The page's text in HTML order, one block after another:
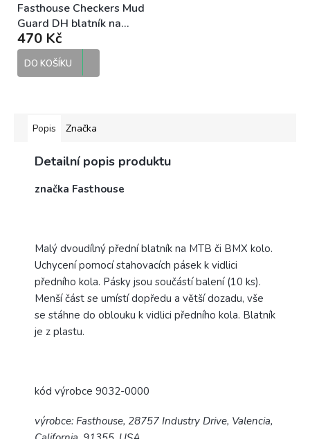
Fasthouse Checkers Mud
Guard DH blatník na
kolo
470 Kč
DO KOŠÍKU
Popis Značka
Detailní popis produktu
značka Fasthouse
Malý dvoudílný přední blatník na MTB či BMX kolo.
Uchycení pomocí stahovacích pásek k vidlici
předního kola. Pásky jsou součástí balení (10 ks).
Menší část se umístí dopředu a větší dozadu, vše
se stáhne do oblouku k vidlici předního kola. Blatník
je z plastu.
kód výrobce 9032-0000
výrobce: Fasthouse, 28757 Industry Drive, Valencia,